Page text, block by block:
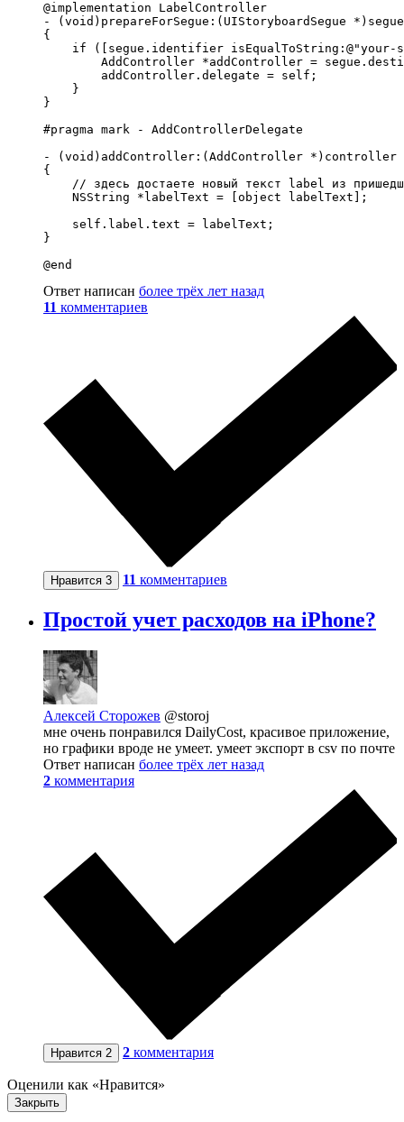
@implementation LabelController
- (void)prepareForSegue:(UIStoryboardSegue *)segue
{
if ([segue.identifier isEqualToString:@"your-
AddController *addController =
        addController.delegate = self;
    }
}
#pragma mark - AddControllerDelegate
- (void)addController:(AddController *)controller
{
// здесь достаете новый текст label из
    NSString *labelText = [object labelText];
    self.label.text = labelText;
}
@end
Ответ написан более трёх лет назад
11 комментариев
Нравится 3 11 комментариев
Простой учет расходов на iPhone?
Алексей Сторожев @storoj
мне очень понравился DailyCost, красивое приложение,
но графики вроде не умеет. умеет экспорт в csv по почте
Ответ написан более трёх лет назад
2 комментария
Нравится 2 2 комментария
Оценили как «Нравится»
Закрыть